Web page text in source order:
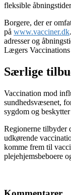
fleksible
Borgere, der er
på www.vacciner.dk
adresser og
Lægers Vaccinations
Særlige
Vaccination mod
sundhedsvæsenet,
sygdom og
Regionerne tilbyder
udkørende
komme frem til
plejehjemsbeboere